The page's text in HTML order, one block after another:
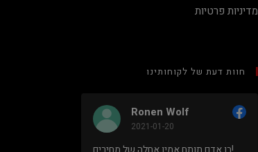
מדיניות פרטיות
חוות דעת של לקוחותינו
Ronen Wolf
2021-01-20